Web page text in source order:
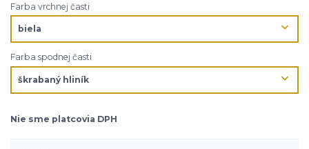
Farba vrchnej časti
Farba spodnej časti
Nie sme platcovia DPH